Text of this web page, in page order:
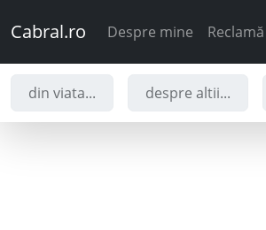
Cabral.ro Despre mine Reclamă
din viata... despre altii...